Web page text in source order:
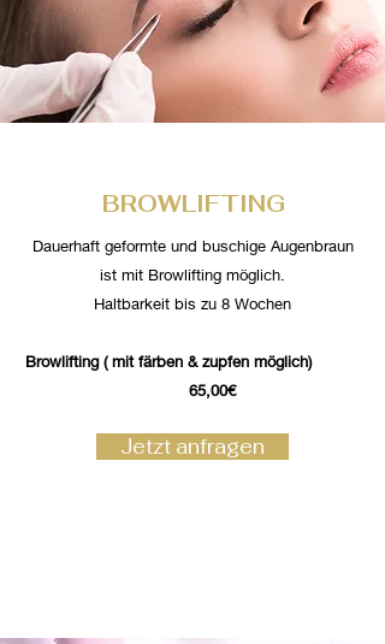
BROWLIFTING
Dauerhaft geformte und buschige Augenbraun
ist mit Browlifting möglich.
Haltbarkeit bis zu 8 Wochen
Browlifting ( mit färben & zupfen möglich)
65,00€
Jetzt anfragen